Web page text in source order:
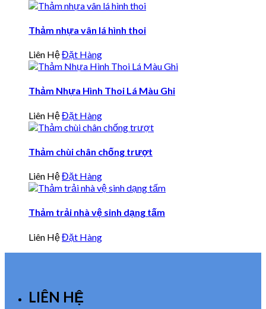
Thảm nhựa vân lá hình thoi
Liên HệĐặt Hàng
Thảm Nhựa Hình Thoi Lá Màu Ghi
Liên HệĐặt Hàng
Thảm chùi chân chống trượt
Liên HệĐặt Hàng
Thảm trải nhà vệ sinh dạng tấm
Liên HệĐặt Hàng
LIÊN HỆ